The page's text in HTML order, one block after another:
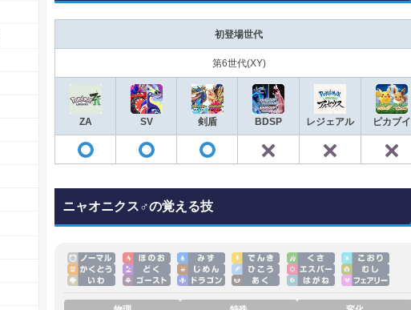
初登場世代
第6世代(XY)
ZA SV 剣盾 BDSP レジェアル ピカブイ
ニャオニクス♂の覚える技